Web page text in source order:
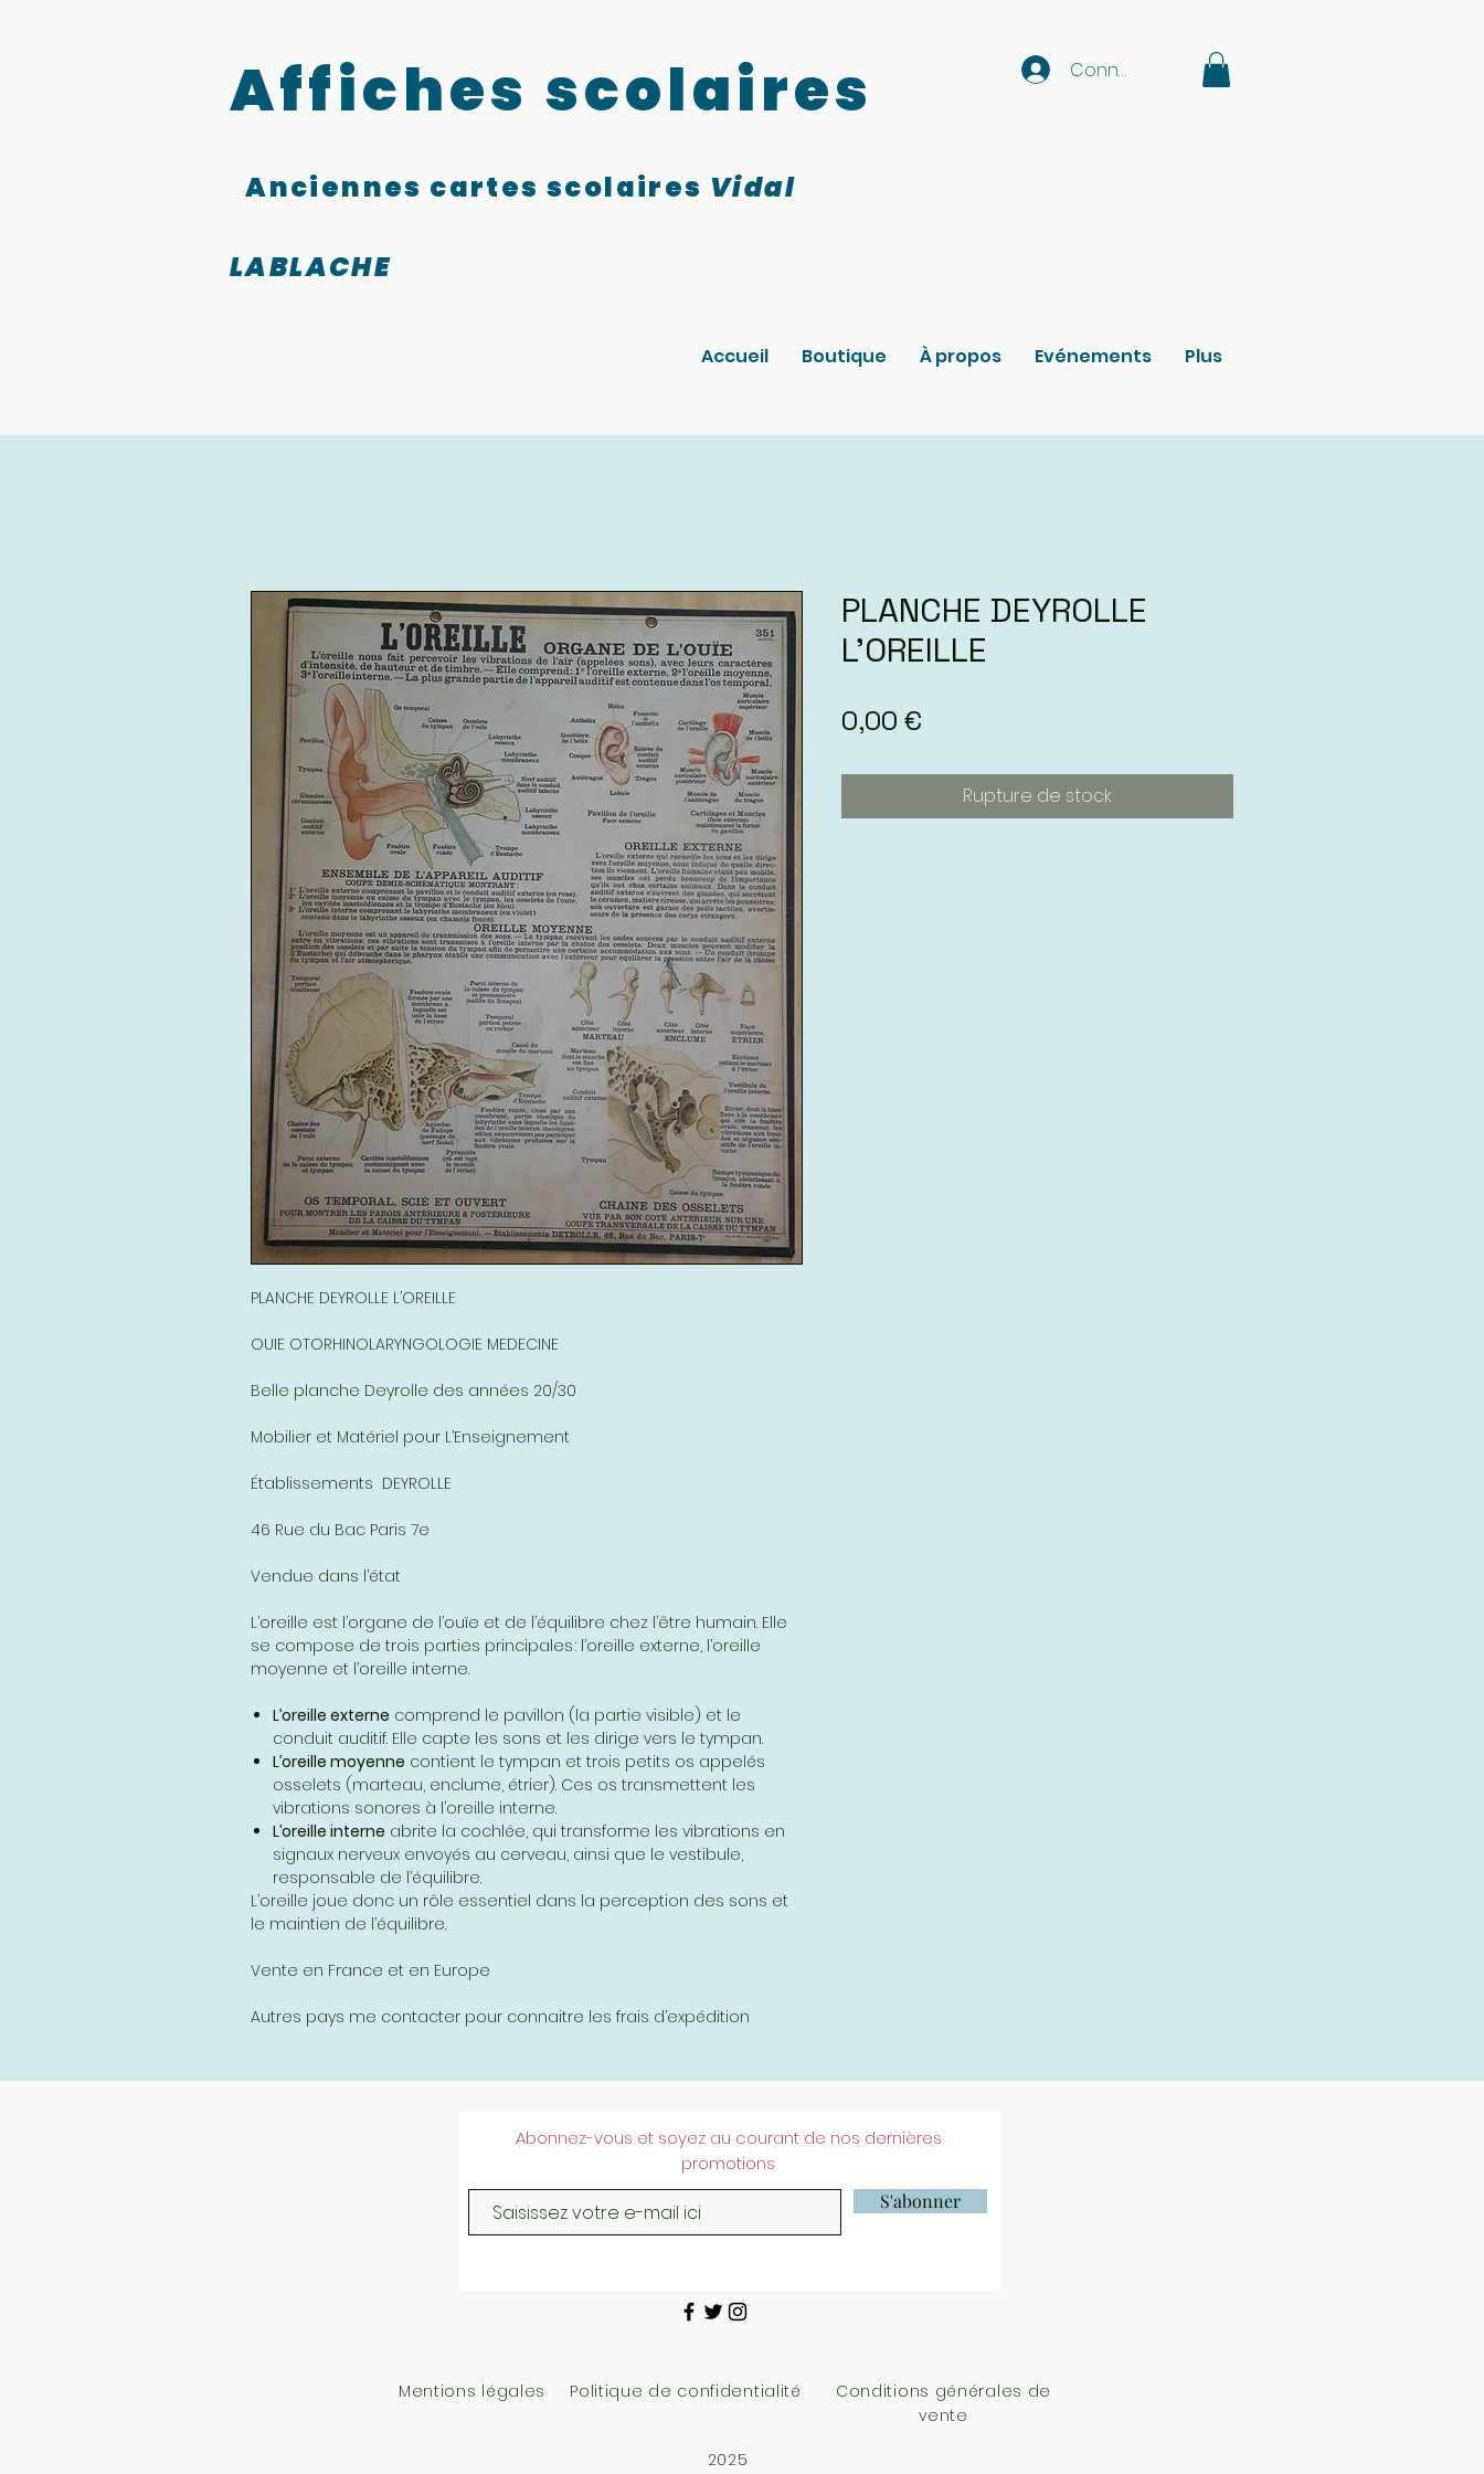
Affiches scolaires
Anciennes cartes scolaires Vidal
LABLACHE
Connexion
Accueil Boutique À propos Evénements Plus
PLANCHE DEYROLLE L’OREILLE
OUIE OTORHINOLARYNGOLOGIE MEDECINE
Belle planche Deyrolle des années 20/30
Mobilier et Matériel pour L’Enseignement
Établissements DEYROLLE
46 Rue du Bac Paris 7e
Vendue dans l’état
L’oreille est l’organe de l’ouïe et de l’équilibre chez l’être humain. Elle
se compose de trois parties principales : l’oreille externe, l’oreille
moyenne et l’oreille interne.
L’oreille externe comprend le pavillon (la partie visible) et le
conduit auditif. Elle capte les sons et les dirige vers le tympan.
L’oreille moyenne contient le tympan et trois petits os appelés
osselets (marteau, enclume, étrier). Ces os transmettent les
vibrations sonores à l’oreille interne.
L’oreille interne abrite la cochlée, qui transforme les vibrations en
signaux nerveux envoyés au cerveau, ainsi que le vestibule,
responsable de l’équilibre.
L’oreille joue donc un rôle essentiel dans la perception des sons et
le maintien de l’équilibre.
Vente en France et en Europe
Autres pays me contacter pour connaitre les frais d’expédition
PLANCHE DEYROLLE
L’OREILLE
0,00 €
Rupture de stock
Abonnez-vous et soyez au courant de nos dernières
promotions
S'abonner
Mentions légales Politique de confidentialité
Conditions générales de
vente
2025